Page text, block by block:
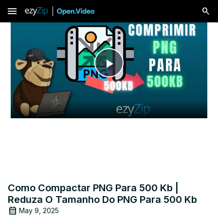
menu
Play
Video
Como Compactar PNG Para 500 Kb |
Reduza O Tamanho Do PNG Para 500 Kb
May 9, 2025